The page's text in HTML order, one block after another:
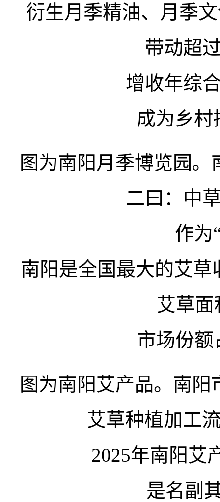
衍生月季精油、月季
带动超
增收年综
成为乡村
图为南阳月季博览园
二曰：中
作为
南阳是全国最大的艾
艾草面
市场份额
图为南阳艾产品。南
艾草种植加工
2025年南阳艾
是名副